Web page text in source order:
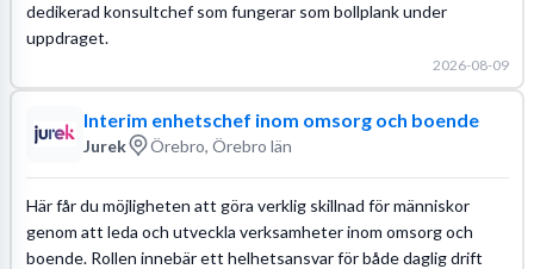
dedikerad konsultchef som fungerar som bollplank under
uppdraget.
2026-08-09
Interim enhetschef inom omsorg och boende
Jurek Örebro, Örebro län
Här får du möjligheten att göra verklig skillnad för människor
genom att leda och utveckla verksamheter inom omsorg och
boende. Rollen innebär ett helhetsansvar för både daglig drift